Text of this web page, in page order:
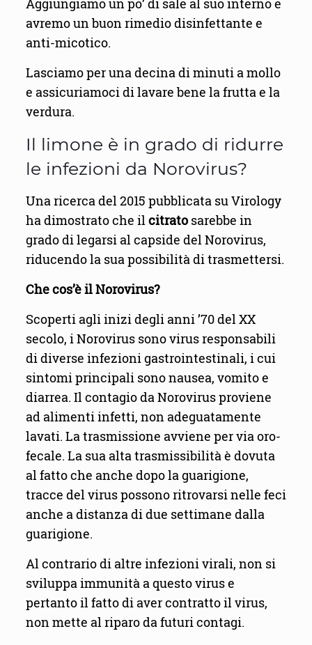
Aggiungiamo un po’ di sale al suo interno e
avremo un buon rimedio disinfettante e
anti-micotico.
Lasciamo per una decina di minuti a mollo
e assicuriamoci di lavare bene la frutta e la
verdura.
Il limone è in grado di ridurre
le infezioni da Norovirus?
Una ricerca del 2015 pubblicata su Virology
ha dimostrato che ilcitratosarebbe in
grado di legarsi al capside del Norovirus,
riducendo la sua possibilità di trasmettersi.
Che cos’è il Norovirus?
Scoperti agli inizi degli anni ’70 del XX
secolo, i Norovirus sono virus responsabili
di diverse infezioni gastrointestinali, i cui
sintomi principali sono nausea, vomito e
diarrea. Il contagio da Norovirus proviene
ad alimenti infetti, non adeguatamente
lavati. La trasmissione avviene per via oro-
fecale. La sua alta trasmissibilità è dovuta
al fatto che anche dopo la guarigione,
tracce del virus possono ritrovarsi nelle feci
anche a distanza di due settimane dalla
guarigione.
Al contrario di altre infezioni virali, non si
sviluppa immunità a questo virus e
pertanto il fatto di aver contratto il virus,
non mette al riparo da futuri contagi.